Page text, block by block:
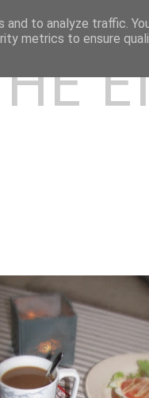
to analyze traffic.
metrics to ensure